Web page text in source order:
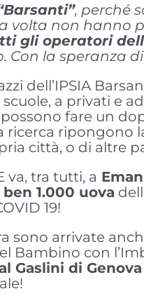
, perché
volta non hanno
gli operatori
la speranza
dell’IPSIA
a privati e
fare un
ricerca ripongono
città, o di altre
va, tra tutti, a
ben 1.000 uova
19!
sono arrivate
Bambino con
Gaslini di Genova